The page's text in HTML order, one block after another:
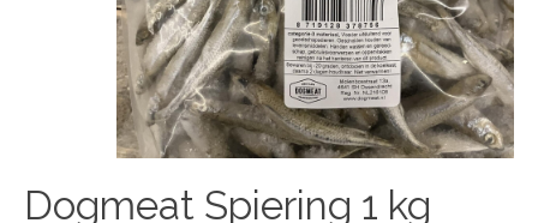
Dogmeat Spiering 1 kg